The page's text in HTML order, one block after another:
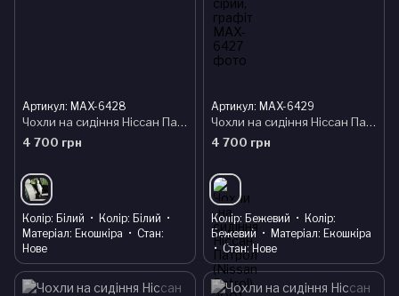
Артикул: MAX-6428
Чохли на сидіння Ніссан Патрол (Nissan Patrol) 2001-2010 р модельні MAX з екошкіри Чорно-білий
4 700 грн
Колір Білий Колір Білий
Матеріал Екошкіра
Стан
Нове
Артикул: MAX-6429
Чохли на сидіння Ніссан Патрол (Nissan Patrol) 2001-2010 р модельні MAX з екошкіри Чорно-бежевий
4 700 грн
Колір Бежевий
Колір
Бежевий
Матеріал Екошкіра
Стан Нове